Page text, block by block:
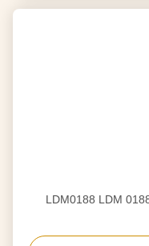
LDM0188 LDM 0188